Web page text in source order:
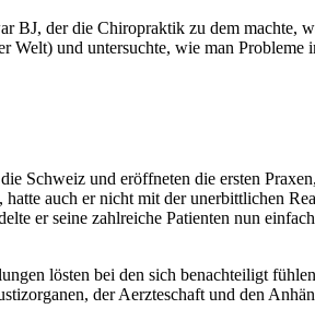
BJ, der die Chiropraktik zu dem machte,
und untersuchte, wie man
Schweiz und eröffneten die ersten
auch er nicht mit der unerbittlichen
er seine zahlreiche Patienten nun
lösten bei den sich benachteiligt
der Aerzteschaft und den